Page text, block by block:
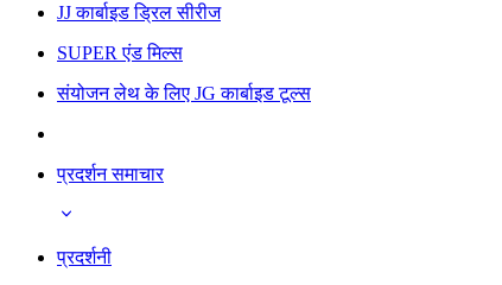
JJ कार्बाइड ड्रिल सीरीज
SUPER एंड मिल्स
संयोजन लेथ के लिए JG कार्बाइड टूल्स
प्रदर्शन समाचार
प्रदर्शनी